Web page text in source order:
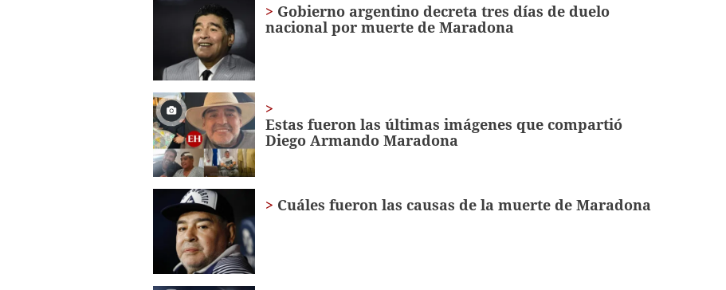
secondsVolume
Gobierno argentino decreta tres días de duelo
nacional por muerte de Maradona
Estas fueron las últimas imágenes que compartió
Diego Armando Maradona
Cuáles fueron las causas de la muerte de Maradona